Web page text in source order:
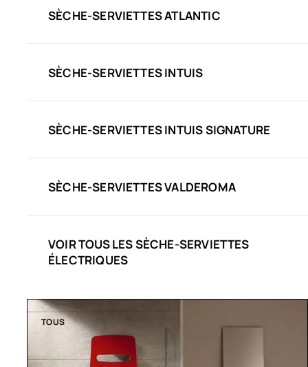
SÈCHE-SERVIETTES ATLANTIC
SÈCHE-SERVIETTES INTUIS
SÈCHE-SERVIETTES INTUIS SIGNATURE
SÈCHE-SERVIETTES VALDEROMA
VOIR TOUS LES SÈCHE-SERVIETTES
ÉLECTRIQUES
TOUS